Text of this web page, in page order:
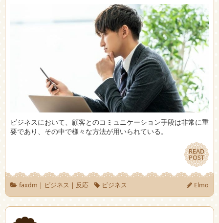
ビジネスにおいて、顧客とのコミュニケーション手段は非常に重
要であり、その中で様々な方法が用いられている。
READ
POST
READ
POST
faxdm | ビジネス | 反応 ビジネス Elmo